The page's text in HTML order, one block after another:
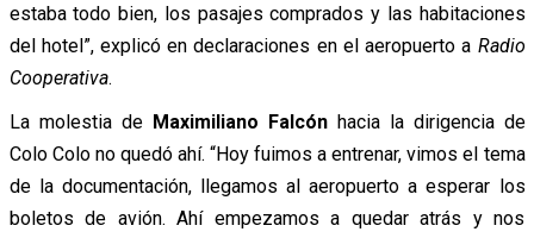
estaba todo bien, los pasajes comprados y las habitaciones
del hotel”, explicó en declaraciones en el aeropuerto a Radio
Cooperativa.
La molestia de Maximiliano Falcónhacia la dirigencia de
Colo Colo no quedó ahí. “Hoy fuimos a entrenar, vimos el tema
de la documentación, llegamos al aeropuerto a esperar los
boletos de avión. Ahí empezamos a quedar atrás y nos